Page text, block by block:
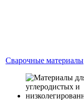
Сварочные материалы